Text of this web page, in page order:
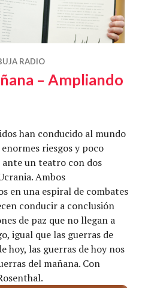
RADIO
– Ampliando
han conducido al mundo
riesgos y poco
ante un teatro con dos
Ambos
en una espiral de combates
conducir a conclusión
de paz que no llegan a
igual que las guerras de
hoy, las guerras de hoy nos
del mañana. Con